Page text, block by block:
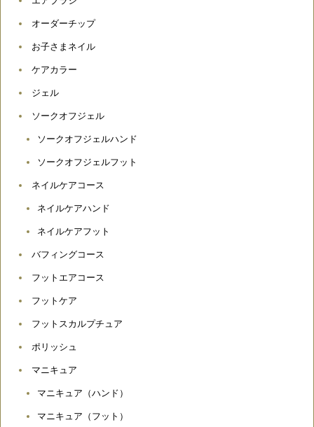
オーダーチップ
お子さまネイル
ケアカラー
ジェル
ソークオフジェル
ソークオフジェルハンド
ソークオフジェルフット
ネイルケアコース
ネイルケアハンド
ネイルケアフット
バフィングコース
フットエアコース
フットケア
フットスカルプチュア
ポリッシュ
マニキュア
マニキュア（ハンド）
マニキュア（フット）